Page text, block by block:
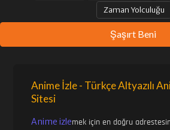
36.
39. BÖLÜM
Zaman Yolculuğu
Şaşırt Beni
Anime İzle - Türkçe Altyazılı
Sitesi
Anime izlemek için en doğru